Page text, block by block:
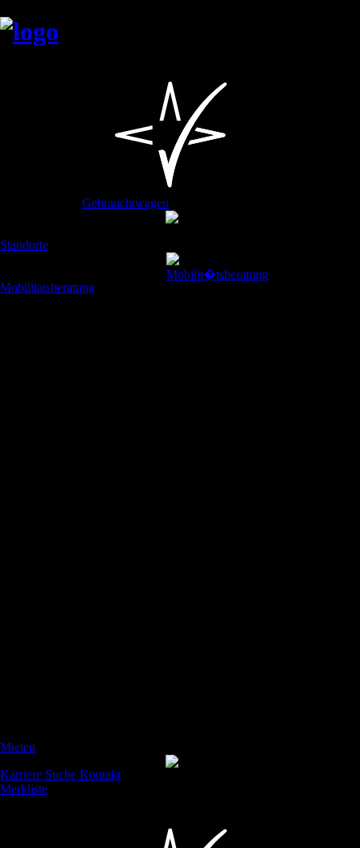
Gebrauchtwagen
Standorte
Mobilitätsberatung
Mieten
Karriere Suche Kontakt
Merkliste